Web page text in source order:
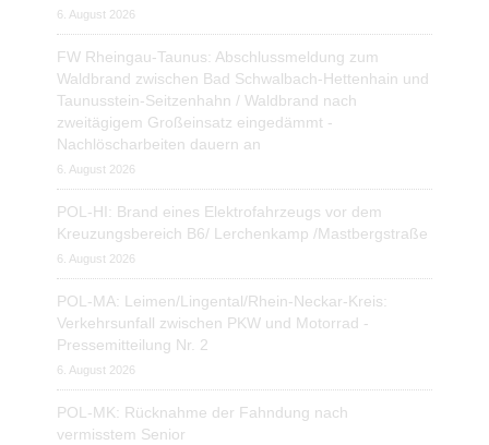
6. August 2026
FW Rheingau-Taunus: Abschlussmeldung zum
Waldbrand zwischen Bad Schwalbach-Hettenhain und
Taunusstein-Seitzenhahn / Waldbrand nach
zweitägigem Großeinsatz eingedämmt -
Nachlöscharbeiten dauern an
6. August 2026
POL-HI: Brand eines Elektrofahrzeugs vor dem
Kreuzungsbereich B6/ Lerchenkamp /Mastbergstraße
6. August 2026
POL-MA: Leimen/Lingental/Rhein-Neckar-Kreis:
Verkehrsunfall zwischen PKW und Motorrad -
Pressemitteilung Nr. 2
6. August 2026
POL-MK: Rücknahme der Fahndung nach
vermisstem Senior